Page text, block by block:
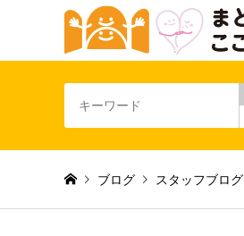
ブログ スタッフブログ